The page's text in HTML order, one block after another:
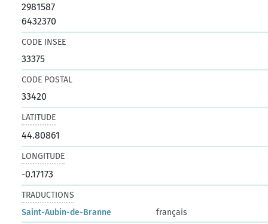
2981587
6432370
CODE INSEE
33375
CODE POSTAL
33420
LATITUDE
44.80861
LONGITUDE
-0.17173
TRADUCTIONS
Saint-Aubin-de-Branne
français